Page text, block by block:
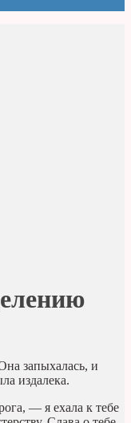
запыхалась, и
издалека.
— я ехала к тебе